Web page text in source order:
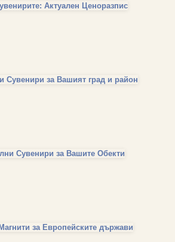
Актуален Ценоразпис
Сувенири за Вашият град и район
Сувенири за Вашите Обекти
за Европейските държави